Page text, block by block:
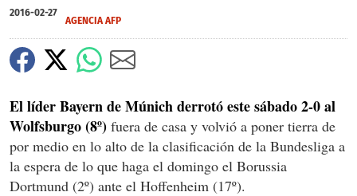
2016-02-27
AGENCIA AFP
El líder Bayern de Múnich derrotó este sábado 2-0 al
Wolfsburgo (8º) fuera de casa y volvió a poner tierra de
por medio en lo alto de la clasificación de la Bundesliga a
la espera de lo que haga el domingo el Borussia
Dortmund (2º) ante el Hoffenheim (17º).